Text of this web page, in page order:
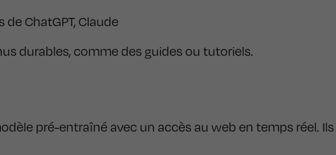
ChatGPT, Claude
durables, comme des guides ou tutoriels.
pré-entraîné avec un accès au web en temps réel.